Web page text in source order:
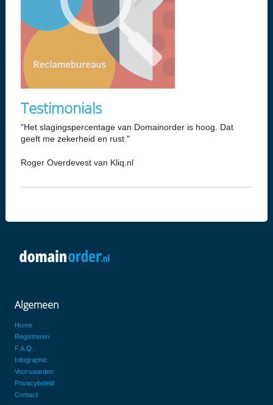
Testimonials
"Het slagingspercentage van Domainorder is hoog. Dat
geeft me zekerheid en rust."
Roger Overdevest van Kliq.nl
Algemeen
Home
Registreren
F.A.Q.
Infographic
Voorwaarden
Privacybeleid
Contact